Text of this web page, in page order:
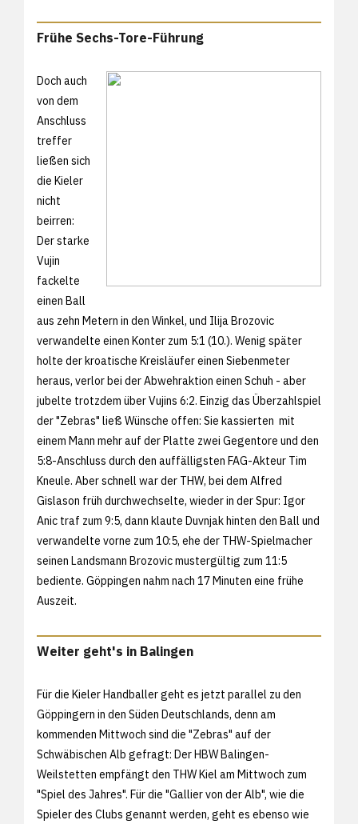
Frühe Sechs-Tore-Führung
Doch auch
von dem
Anschluss
treffer
ließen sich
die Kieler
nicht
beirren:
Der starke
Vujin
fackelte
einen Ball
aus zehn Metern in den Winkel, und Ilija Brozovic
verwandelte einen Konter zum 5:1 (10.). Wenig später
holte der kroatische Kreisläufer einen Siebenmeter
heraus, verlor bei der Abwehraktion einen Schuh - aber
jubelte trotzdem über Vujins 6:2. Einzig das Überzahlspiel
der "Zebras" ließ Wünsche offen: Sie kassierten mit
einem Mann mehr auf der Platte zwei Gegentore und den
5:8-Anschluss durch den auffälligsten FAG-Akteur Tim
Kneule. Aber schnell war der THW, bei dem Alfred
Gislason früh durchwechselte, wieder in der Spur: Igor
Anic traf zum 9:5, dann klaute Duvnjak hinten den Ball und
verwandelte vorne zum 10:5, ehe der THW-Spielmacher
seinen Landsmann Brozovic mustergültig zum 11:5
bediente. Göppingen nahm nach 17 Minuten eine frühe
Auszeit.
Weiter geht's in Balingen
Für die Kieler Handballer geht es jetzt parallel zu den
Göppingern in den Süden Deutschlands, denn am
kommenden Mittwoch sind die "Zebras" auf der
Schwäbischen Alb gefragt: Der HBW Balingen-
Weilstetten empfängt den THW Kiel am Mittwoch zum
"Spiel des Jahres". Für die "Gallier von der Alb", wie die
Spieler des Clubs genannt werden, geht es ebenso wie